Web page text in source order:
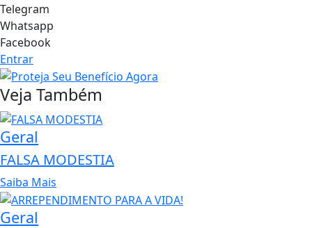
Telegram
Whatsapp
Facebook
Entrar
Veja Também
Geral
FALSA MODESTIA
Saiba Mais
Geral